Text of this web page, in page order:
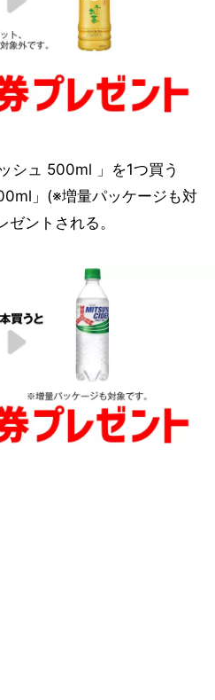
シュ 500ml 」を1つ買う
」(※増量パッケージも対
ントされる。